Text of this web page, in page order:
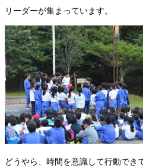
リーダーが集まっています。
どうやら、時間を意識して行動でき